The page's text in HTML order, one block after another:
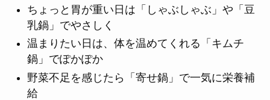
ちょっと胃が重い日は「しゃぶしゃぶ」や「豆
乳鍋」でやさしく
温まりたい日は、体を温めてくれる「キムチ
鍋」でぽかぽか
野菜不足を感じたら「寄せ鍋」で一気に栄養補
給